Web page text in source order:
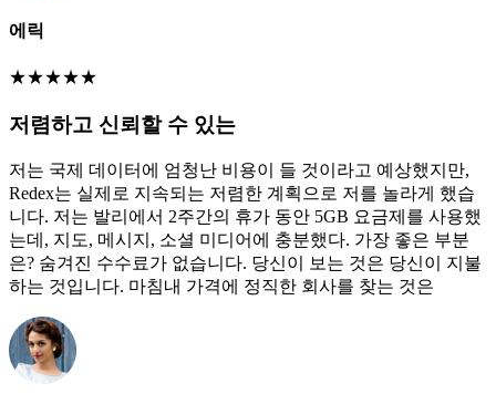
에릭
★★★★★
저렴하고 신뢰할 수 있는
저는 국제 데이터에 엄청난 비용이 들 것이라고 예상했지만,
Redex는 실제로 지속되는 저렴한 계획으로 저를 놀라게 했습
니다. 저는 발리에서 2주간의 휴가 동안 5GB 요금제를 사용했
는데, 지도, 메시지, 소셜 미디어에 충분했다. 가장 좋은 부분
은? 숨겨진 수수료가 없습니다. 당신이 보는 것은 당신이 지불
하는 것입니다. 마침내 가격에 정직한 회사를 찾는 것은